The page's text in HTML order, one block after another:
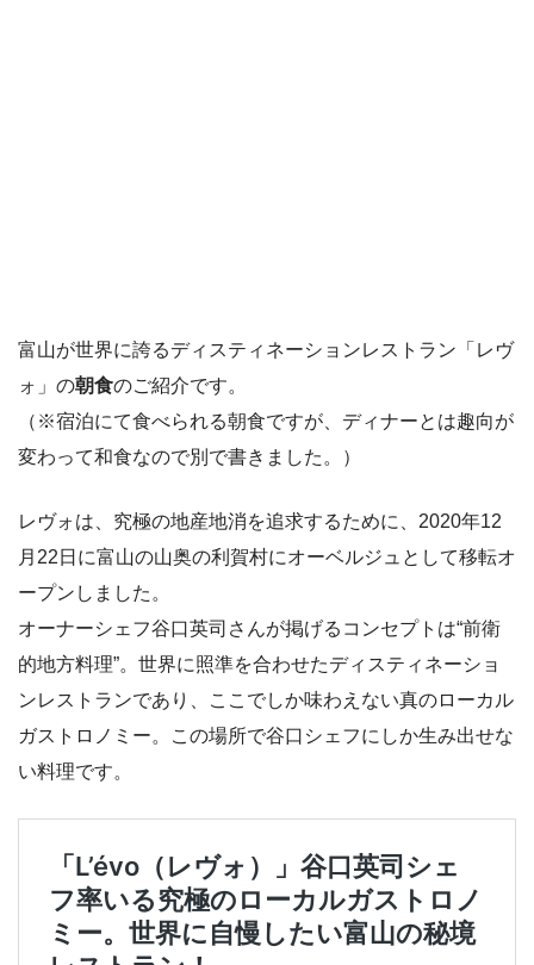
富山が世界に誇るディスティネーションレストラン「レヴ
ォ」の朝食のご紹介です。
（※宿泊にて食べられる朝食ですが、ディナーとは趣向が
変わって和食なので別で書きました。）
レヴォは、究極の地産地消を追求するために、2020年12
月22日に富山の山奥の利賀村にオーベルジュとして移転オ
ープンしました。
オーナーシェフ谷口英司さんが掲げるコンセプトは“前衛
的地方料理”。世界に照準を合わせたディスティネーショ
ンレストランであり、ここでしか味わえない真のローカル
ガストロノミー。この場所で谷口シェフにしか生み出せな
い料理です。